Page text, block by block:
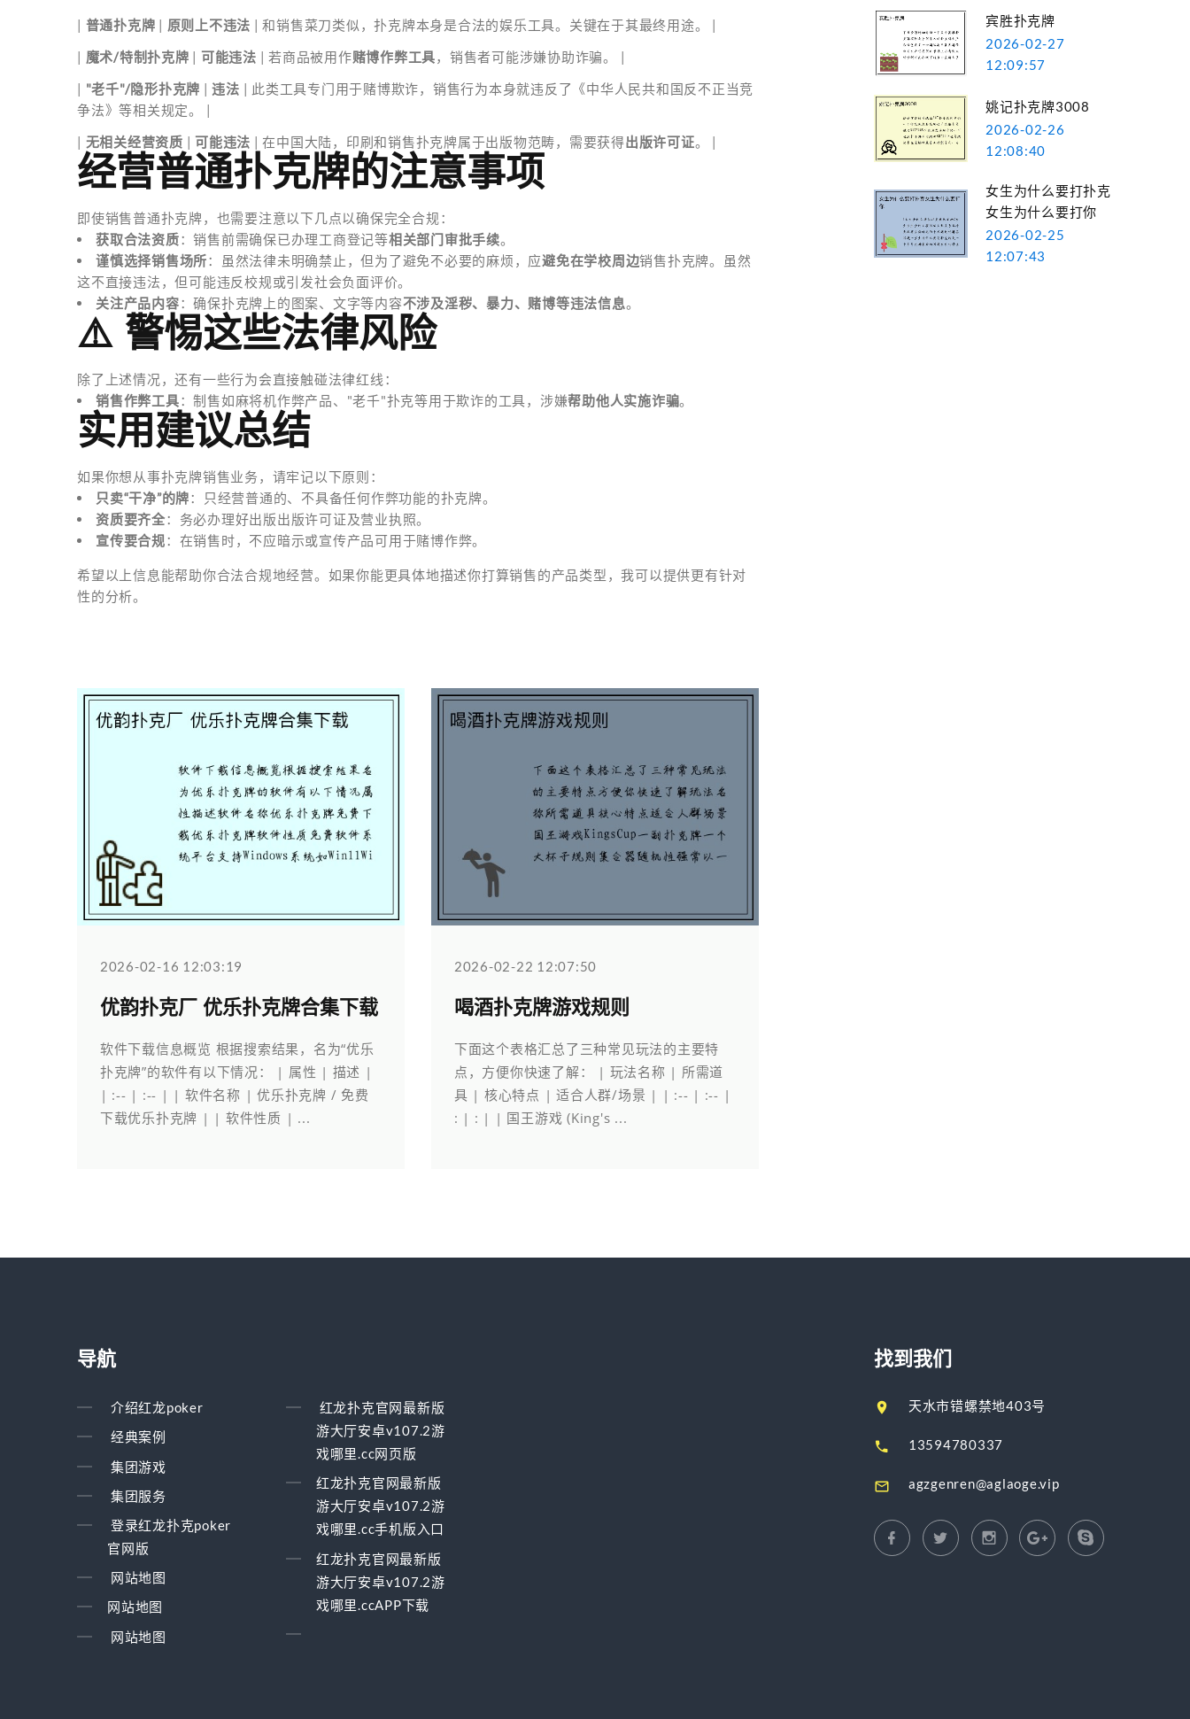
| 普通扑克牌 | 原则上不违法 | 和销售菜刀类似，扑克牌本身是合法的娱乐工具。关键在于其最终用途。 |
| 魔术/特制扑克牌 | 可能违法 | 若商品被用作赌博作弊工具，销售者可能涉嫌协助诈骗。 |
| "老千"/隐形扑克牌 |违法 | 此类工具专门用于赌博欺诈，销售行为本身就违反了《中华人民共和国反不正当竞
争法》等相关规定。 |
| 无相关经营资质 | 可能违法 | 在中国大陆，印刷和销售扑克牌属于出版物范畴，需要获得出版许可证。 |
经营普通扑克牌的注意事项
即使销售普通扑克牌，也需要注意以下几点以确保完全合规：
获取合法资质：销售前需确保已办理工商登记等相关部门审批手续。
谨慎选择销售场所：虽然法律未明确禁止，但为了避免不必要的麻烦，应避免在学校周边销售扑克牌。虽然
这不直接违法，但可能违反校规或引发社会负面评价。
关注产品内容：确保扑克牌上的图案、文字等内容不涉及淫秽、暴力、赌博等违法信息。
⚠️ 警惕这些法律风险
除了上述情况，还有一些行为会直接触碰法律红线：
销售作弊工具：制售如麻将机作弊产品、"老千"扑克等用于欺诈的工具，涉嫌帮助他人实施诈骗。
实用建议总结
如果你想从事扑克牌销售业务，请牢记以下原则：
只卖“干净”的牌：只经营普通的、不具备任何作弊功能的扑克牌。
资质要齐全：务必办理好出版出版许可证及营业执照。
宣传要合规：在销售时，不应暗示或宣传产品可用于赌博作弊。
希望以上信息能帮助你合法合规地经营。如果你能更具体地描述你打算销售的产品类型，我可以提供更有针对
性的分析。
2026-02-16 12:03:19
优韵扑克厂 优乐扑克牌合集下载
软件下载信息概览 根据搜索结果，名为“优乐
扑克牌”的软件有以下情况： | 属性 | 描述 |
| :-- | :-- | | 软件名称 | 优乐扑克牌 / 免费
下载优乐扑克牌 | | 软件性质 | ...
2026-02-22 12:07:50
喝酒扑克牌游戏规则
下面这个表格汇总了三种常见玩法的主要特
点，方便你快速了解： | 玩法名称 | 所需道
具 | 核心特点 | 适合人群/场景 | | :-- | :-- |
: | : | | 国王游戏 (King's ...
宾胜扑克牌
2026-02-27
12:09:57
姚记扑克牌3008
2026-02-26
12:08:40
女生为什么要打扑克
女生为什么要打你
2026-02-25
12:07:43
导航
介绍红龙poker
经典案例
集团游戏
集团服务
登录红龙扑克poker
官网版
网站地图
网站地图
网站地图
红龙扑克官网最新版
游大厅安卓v107.2游
戏哪里.cc网页版
红龙扑克官网最新版
游大厅安卓v107.2游
戏哪里.cc手机版入口
红龙扑克官网最新版
游大厅安卓v107.2游
戏哪里.ccAPP下载
找到我们
天水市错螺禁地403号
13594780337
agzgenren@aglaoge.vip